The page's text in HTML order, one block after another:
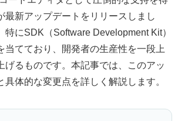
最新アップデートをリリースしまし
特にSDK（Software Development Kit）
当てており、開発者の生産性を一段上
げるものです。本記事では、このアッ
具体的な変更点を詳しく解説します。